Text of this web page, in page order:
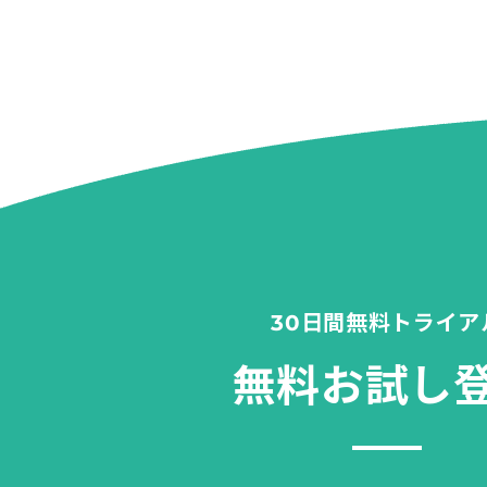
30日間無料トライア
無料お試し